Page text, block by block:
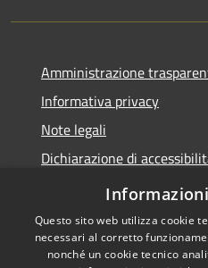
Amministrazione
Informativa privacy
Note legali
Dichiarazione di
Whistleblowing
Questo sito web utilizza cookie
necessari al corretto
nonché un cookie tecnico